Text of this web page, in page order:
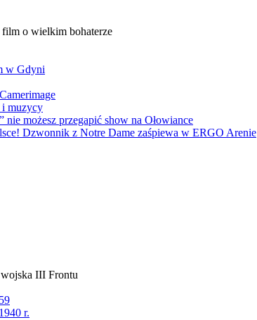
film o wielkim bohaterze
w Gdyni
i muzycy
możesz przegapić show na Ołowiance
Dzwonnik z Notre Dame zaśpiewa w ERGO Arenie
III Frontu
r.